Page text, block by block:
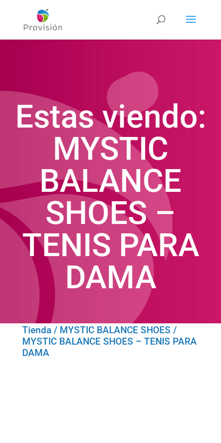
Estas viendo:
MYSTIC
BALANCE
SHOES –
TENIS PARA
DAMA
Tienda/ MYSTIC BALANCE SHOES /
MYSTIC BALANCE SHOES – TENIS PARA
DAMA